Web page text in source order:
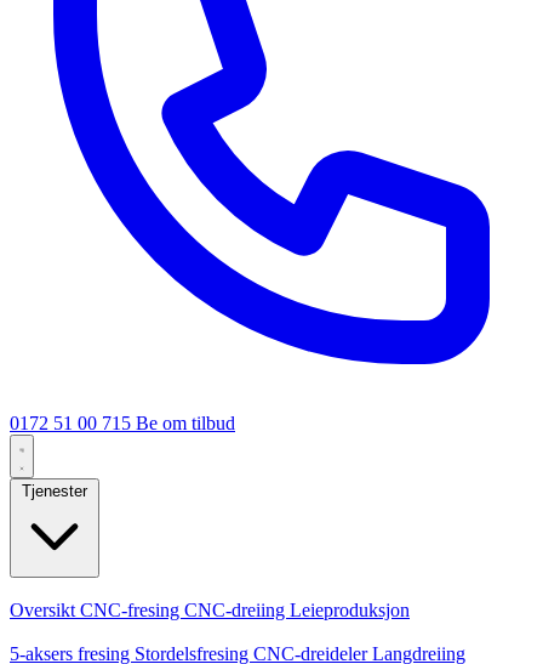
0172 51 00 715 Be om tilbud
Tjenester
Oversikt CNC-fresing CNC-dreiing Leieproduksjon
5-aksers fresing Stordelsfresing CNC-dreidelerLangdreiing